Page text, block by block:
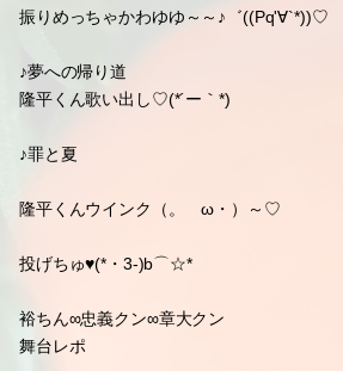
振りめっちゃかわゆゆ～～♪゛((Pq'∀`*))♡
♪夢への帰り道
隆平くん歌い出し♡(*´ー｀*)
♪罪と夏
隆平くんウインク（。ゝω・）～♡
投げちゅ♥(*・3-)b⌒☆*
裕ちん∞忠義クン∞章大クン
舞台レポ